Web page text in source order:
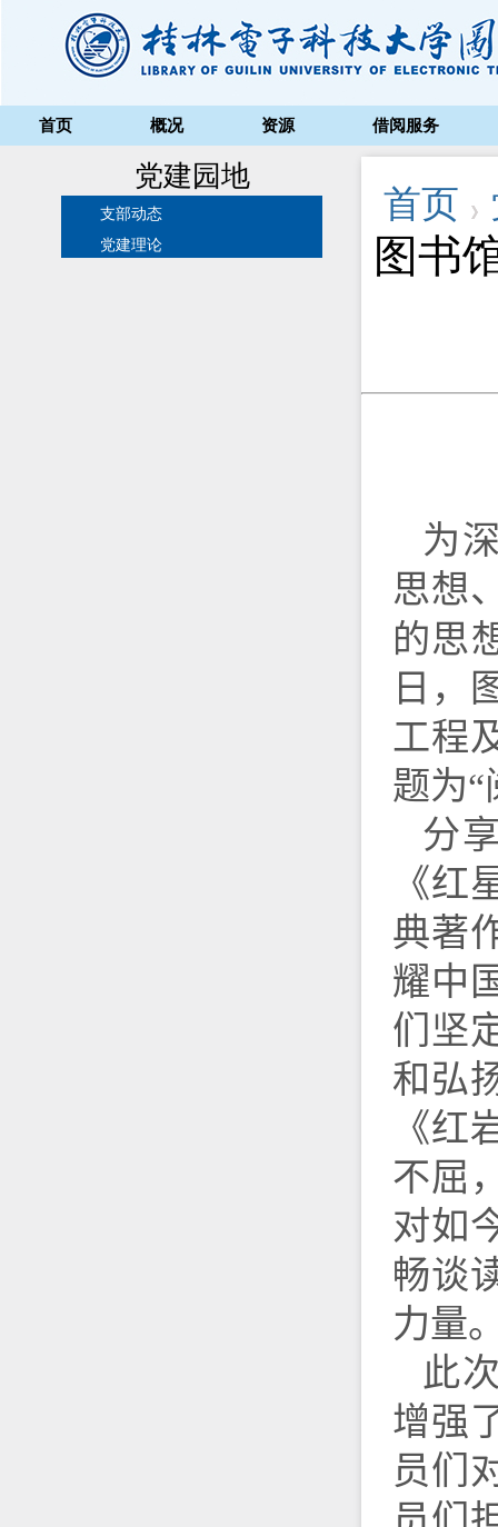
首页 概况 资源 借阅服务
党建园地
支部动态
党建理论
首页
图书
为
思想
的思
日，
工程
题为
分
《红
典著
耀中
们坚
和弘
《红
不屈
对如
畅谈
力量
此
增强
员们